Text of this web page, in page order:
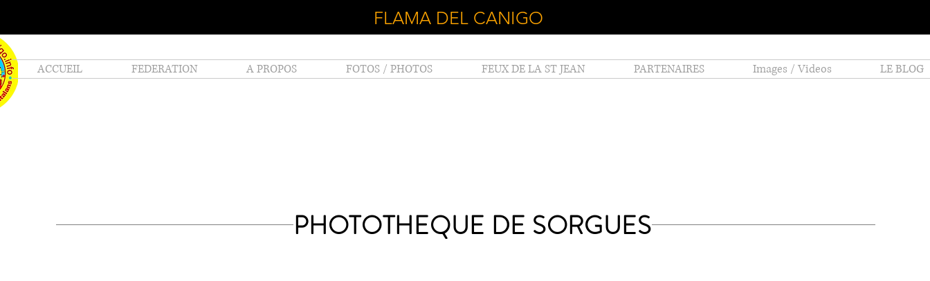
FLAMA DEL CANIGO
ACCUEIL FEDERATION A PROPOS FOTOS / PHOTOS FEUX DE LA ST JEAN PARTENAIRES Images / Videos LE BLOG
PHOTOTHEQUE DE SORGUES